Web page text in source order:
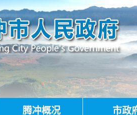
腾冲概况 市政